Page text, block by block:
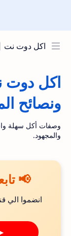
اكل دوت نت
اكل
ونصائح
وصفات أكل سهلة
والمجهود.
📢
انضموا الي